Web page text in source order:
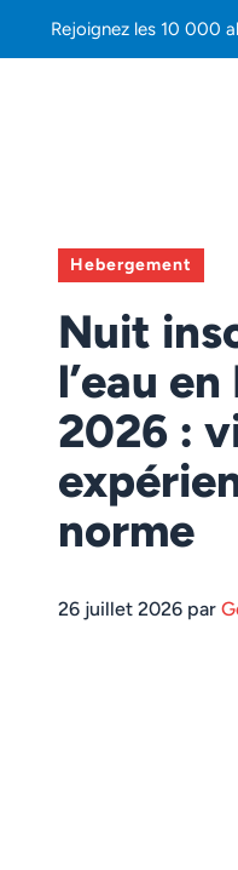
Rejoignez les 10 000
Hebergement
Nuit
l’eau
2026 :
norme
26 juillet 2026 par